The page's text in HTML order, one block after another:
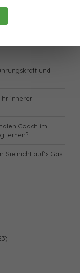
und
innerer
Coach im
lernen?
Sie nicht auf´s Gas!